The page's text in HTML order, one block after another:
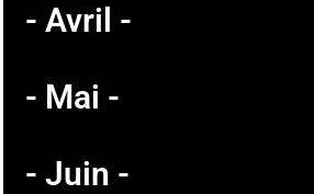
- Avril -
- Mai -
- Juin -